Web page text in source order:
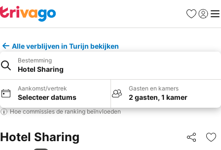
Favorieten
Alle verblijven in Turijn bekijken
Bestemming
Hotel Sharing
Aankomst/vertrek
Selecteer datums
Gasten en kamers
2 gasten, 1 kamer
Hoe commissies de ranking beïnvloeden
Hotel Sharing Delen